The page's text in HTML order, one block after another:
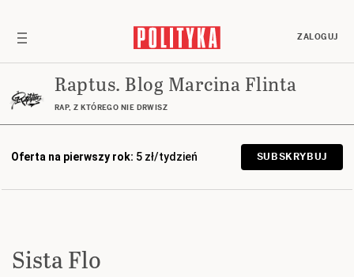
ZALOGUJ
Raptus. Blog Marcina Flinta
RAP, Z KTÓREGO NIE DRWISZ
Oferta na pierwszy rok: 5 zł/tydzień SUBSKRYBUJ
Sista Flo